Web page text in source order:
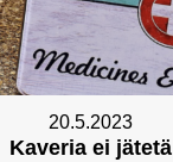
20.5.2023
Kaveria ei jätetä